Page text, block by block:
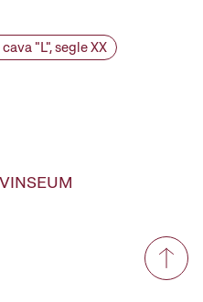
"L", segle XX